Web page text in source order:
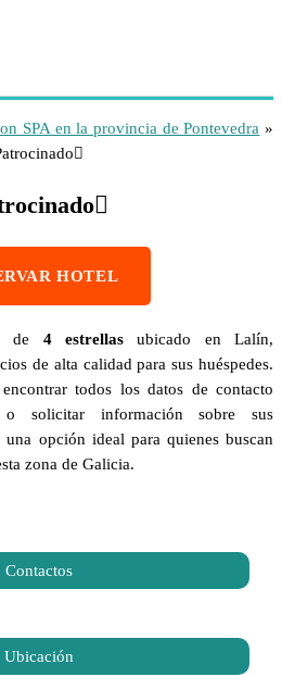
SPA en la provincia de Pontevedra »
HOTEL
de 4 estrellas ubicado en Lalín,
de alta calidad para sus huéspedes.
todos los datos de contacto
o solicitar información sobre sus
opción ideal para quienes buscan
zona de Galicia.
Contactos
Ubicación